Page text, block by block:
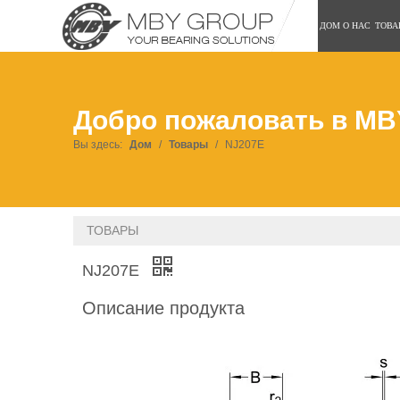
ДОМ О НАС
Добро пожаловать в
Вы здесь: Дом / Товары / NJ207E
ТОВАРЫ
NJ207E
Описание продукта